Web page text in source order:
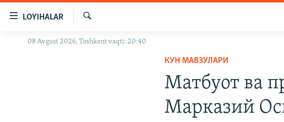
Бош
LOYIHALAR
OZODLIK SURISHTIRUVLARI
Излаш
08 Avgust 2026, Toshkent vaqti: 20:40
КУН МАВЗУЛАРИ
Матбуот ва
Марказий